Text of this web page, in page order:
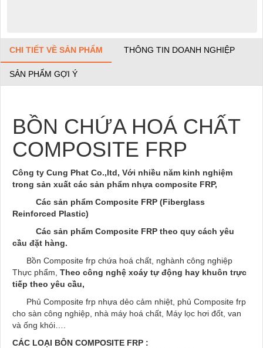
CHI TIẾT VỀ SẢN PHẨM THÔNG TIN DOANH NGHIỆP
SẢN PHẨM GỢI Ý
BỒN CHỨA HOÁ CHẤT
COMPOSITE FRP
Công ty Cung Phat Co.,ltd, Với nhiều năm kinh nghiệm
trong sản xuất các sản phẩm nhựa composite FRP,
Các sản phẩm Composite FRP (Fiberglass
Reinforced Plastic)
Các sản phẩm Composite FRP theo quy cách yêu
cầu đặt hàng.
Bồn Composite frp chứa hoá chất, nghành công nghiệp
Thực phẩm, Theo công nghệ xoáy tự động hay khuôn trực
tiếp theo yêu cầu,
Phủ Composite frp nhựa dẻo cảm nhiệt, phủ Composite frp
cho sàn công nghiệp, nhà máy hoá chất, Máy lọc hơi đốt, van
và ống khói….
CÁC LOẠI BÔN COMPOSITE FRP :